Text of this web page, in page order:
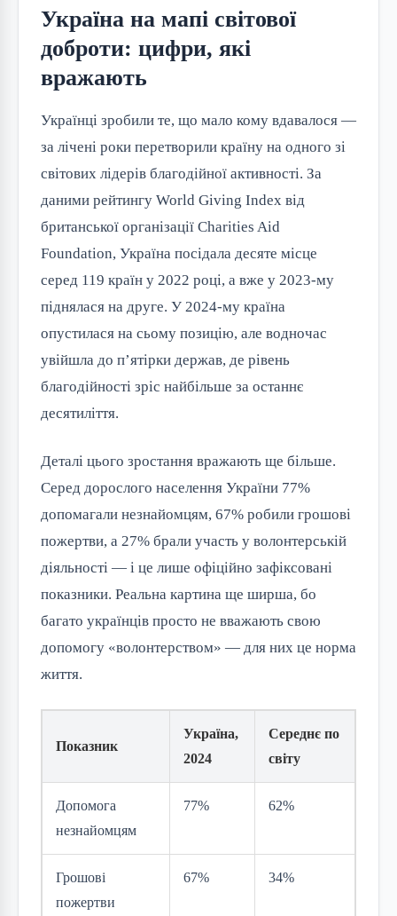
Україна на мапі світової
доброти: цифри, які
вражають
Українці зробили те, що мало кому вдавалося —
за лічені роки перетворили країну на одного зі
світових лідерів благодійної активності. За
даними рейтингу World Giving Index від
британської організації Charities Aid
Foundation, Україна посідала десяте місце
серед 119 країн у 2022 році, а вже у 2023-му
піднялася на друге. У 2024-му країна
опустилася на сьому позицію, але водночас
увійшла до п’ятірки держав, де рівень
благодійності зріс найбільше за останнє
десятиліття.
Деталі цього зростання вражають ще більше.
Серед дорослого населення України 77%
допомагали незнайомцям, 67% робили грошові
пожертви, а 27% брали участь у волонтерській
діяльності — і це лише офіційно зафіксовані
показники. Реальна картина ще ширша, бо
багато українців просто не вважають свою
допомогу «волонтерством» — для них це норма
життя.
Показник
Україна,
2024
Середнє по
світу
Допомога
незнайомцям
77% 62%
Грошові
пожертви
67% 34%